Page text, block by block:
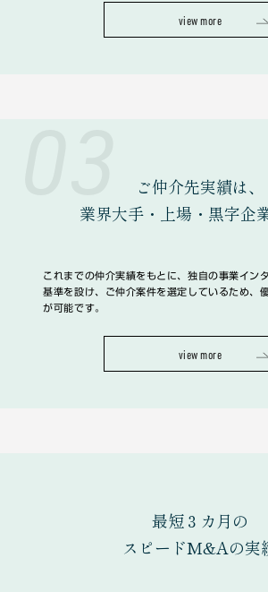
view more
ご仲介先実績は、
業界大手・上場・黒字企
これまでの仲介実績をもとに、独自の事業イン
基準を設け、ご仲介案件を選定しているため、
が可能です。
view more
最短３カ月の
スピードM&Aの実